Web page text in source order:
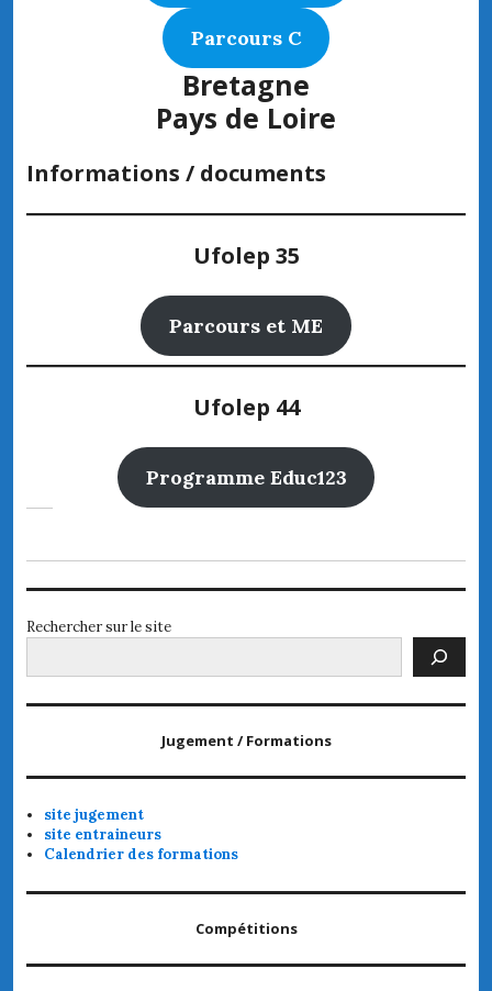
Parcours C
Bretagne
Pays de Loire
Informations / documents
Ufolep 35
Parcours et ME
Ufolep 44
Programme Educ123
Rechercher sur le site
Jugement / Formations
site jugement
site entraineurs
Calendrier des formations
Compétitions